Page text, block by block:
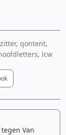
qontent,
lcw
Van